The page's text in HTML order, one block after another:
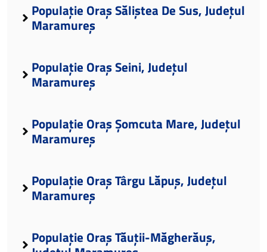
Populație Oraș Săliștea De Sus, Județul
Maramureș
Populație Oraș Seini, Județul
Maramureș
Populație Oraș Șomcuta Mare, Județul
Maramureș
Populație Oraș Târgu Lăpuș, Județul
Maramureș
Populație Oraș Tăuții-Măgherăuș,